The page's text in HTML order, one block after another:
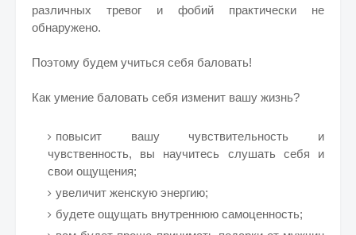
различных тревог и фобий практически не
обнаружено.
Поэтому будем учиться себя баловать!
Как умение баловать себя изменит вашу жизнь?
повысит вашу чувствительность и
чувственность, вы научитесь слушать себя и
свои ощущения;
увеличит женскую энергию;
будете ощущать внутреннюю самоценность;